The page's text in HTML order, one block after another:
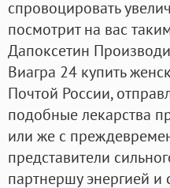
спровоцировать
посмотрит на вас
Дапоксетин
Виагра 24 купить
Почтой России,
подобные лекарства
или же с
представители
партнершу энергией